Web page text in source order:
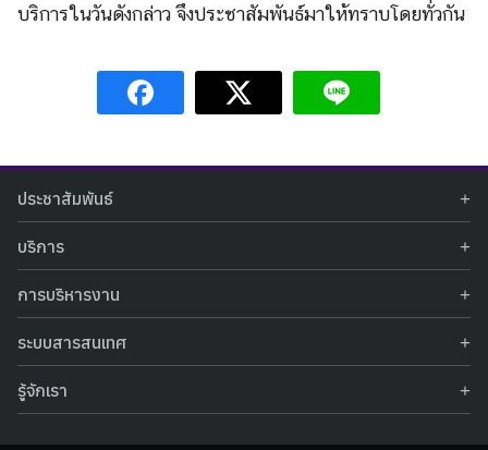
บริการในวันดังกล่าว จึงประชาสัมพันธ์มาให้ทราบโดยทั่วกัน
ประชาสัมพันธ์
ข่าวประชาสัมพันธ์
ข่าวกิจกรรม
รางวัลแห่งความภาคภูมิใจ
คำถามที่พบบ่อย
บริการ
ท้องฟ้าจำลอง
นิทรรศการถาวร
ศูนย์สร้างสรรค์เยาวชน
กิจกรรมส่งเสริมการเรียนรู้และบริการการศึกษา
บทความวิชาการ
การบริหารงาน
รายงานผลการดำเนินงาน
คำสั่งมอบหมายปฏิบัติหน้าที่
คู่มือการให้บริการ
ระบบสารสนเทศ
ฐานข้อมูลโครงการประกวดโครงงานวิทยาศาสตร์ สำหรับนักศึกษา กศน.
รายงานผลการดำเนินงานของศูนย์วิทยาศาสตร์เพื่อการศึกษา
รู้จักเรา
ข้อมูลทั่วไป
โครงสร้างองค์กร